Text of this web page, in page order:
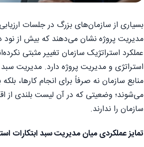
بسیاری از سازمان‌های بزرگ در جلسات
مدیریت پروژه نشان می‌دهند که بیش از نود
عملکرد استراتژیک سازمان تغییر مثبتی
استراتژی و مدیریت پروژه دارد. مدیریت
منابع سازمان نه صرفاً برای انجام کارها،
می‌شوند؛ وضعیتی که در آن لیست بلندی از
سازمان را ندارند.
تمایز عملکردی میان مدیریت سبد ابتکارات